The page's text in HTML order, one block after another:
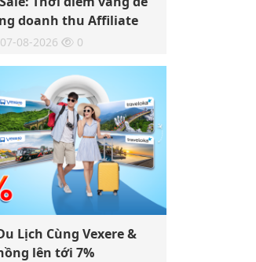
doanh thu Affiliate
07-08-2026 0
Lịch Cùng Vexere &
lên tới 7%